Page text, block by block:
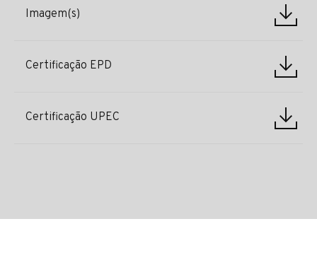
Imagem(s)
Certificação EPD
Certificação UPEC